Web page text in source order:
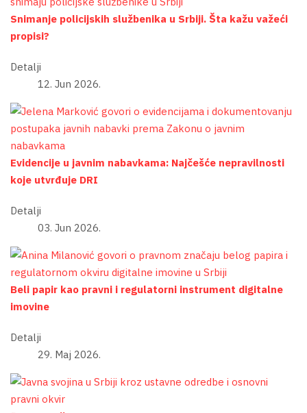
Snimanje policijskih službenika u Srbiji. Šta kažu važeći
propisi?
Detalji
12. Jun 2026.
Evidencije u javnim nabavkama: Najčešće nepravilnosti
koje utvrđuje DRI
Detalji
03. Jun 2026.
Beli papir kao pravni i regulatorni instrument digitalne
imovine
Detalji
29. Maj 2026.